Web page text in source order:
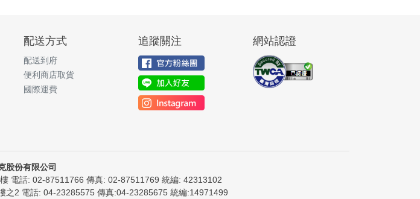
配送方式
配送到府
便利商店取貨
國際運費
追蹤關注 網站認證
股份有限公司
電話: 02-87511766 傳真: 02-87511769 統編: 42313102
之2 電話: 04-23285575 傳真:04-23285675 統編:14971499